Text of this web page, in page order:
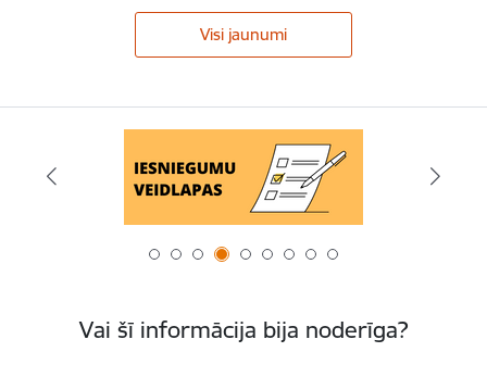
Visi jaunumi
Vai šī informācija bija noderīga?